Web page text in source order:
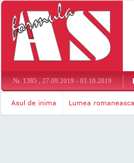
Nr. 1385 , 27.09.2019 - 03.10.2019
Asul de inima Lumea romaneasca